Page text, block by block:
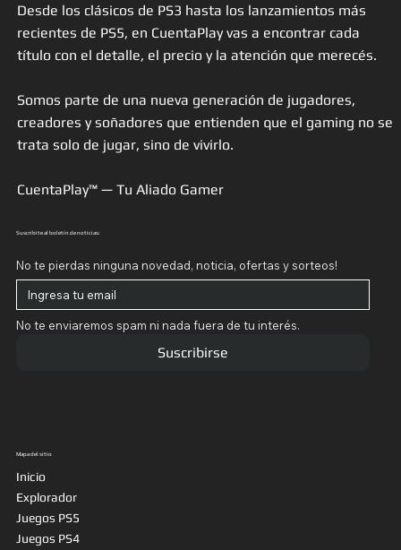
Desde los clásicos de PS3 hasta los lanzamientos más
recientes de PS5, en CuentaPlay vas a encontrar cada
título con el detalle, el precio y la atención que merecés.
Somos parte de una nueva generación de jugadores,
creadores y soñadores que entienden que el gaming no se
trata solo de jugar, sino de vivirlo.
CuentaPlay™ — Tu Aliado Gamer
Suscribite al boletín de noticias:
No te pierdas ninguna novedad, noticia, ofertas y sorteos!
No te enviaremos spam ni nada fuera de tu interés.
Suscribirse
Mapa del sitio
Inicio
Explorador
Juegos PS5
Juegos PS4